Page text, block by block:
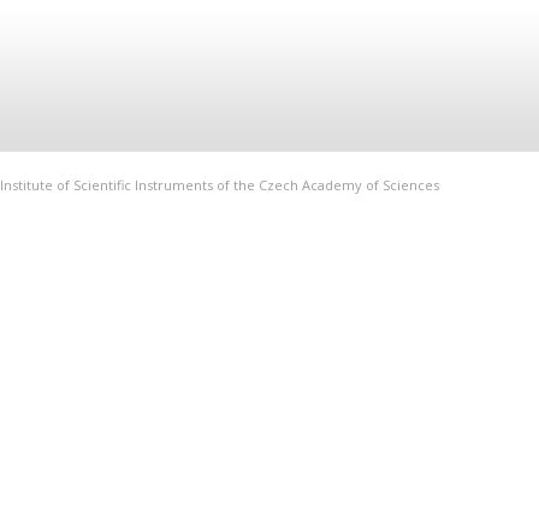
Institute of Scientific Instruments of the Czech Academy of Sciences